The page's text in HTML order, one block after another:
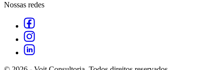
Nossas redes